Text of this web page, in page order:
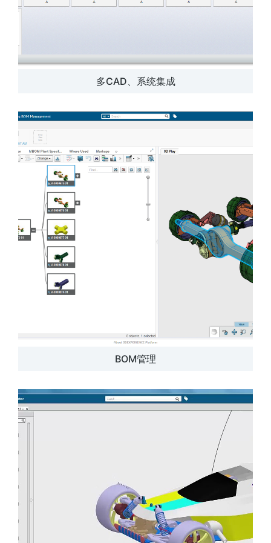
多CAD、系统集成
BOM管理